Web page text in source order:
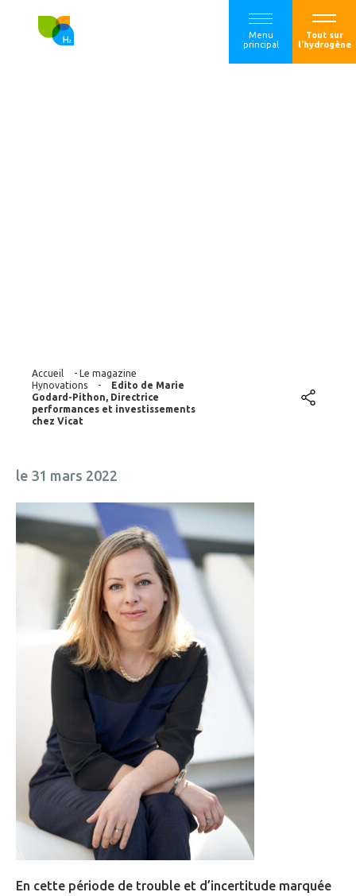
Menu
principal
Tout sur
l'hydrogène
Accueil - Le magazine
Hynovations
-
Edito de Marie
Godard-Pithon, Directrice
performances et investissements
chez Vicat
le 31 mars 2022
En cette période de trouble et d’incertitude marquée